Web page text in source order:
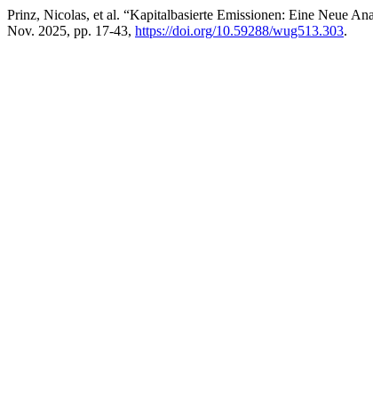
Prinz, Nicolas, et al. “Kapitalbasierte Emissionen: Eine Neue
Nov. 2025, pp. 17-43, https://doi.org/10.59288/wug513.303.